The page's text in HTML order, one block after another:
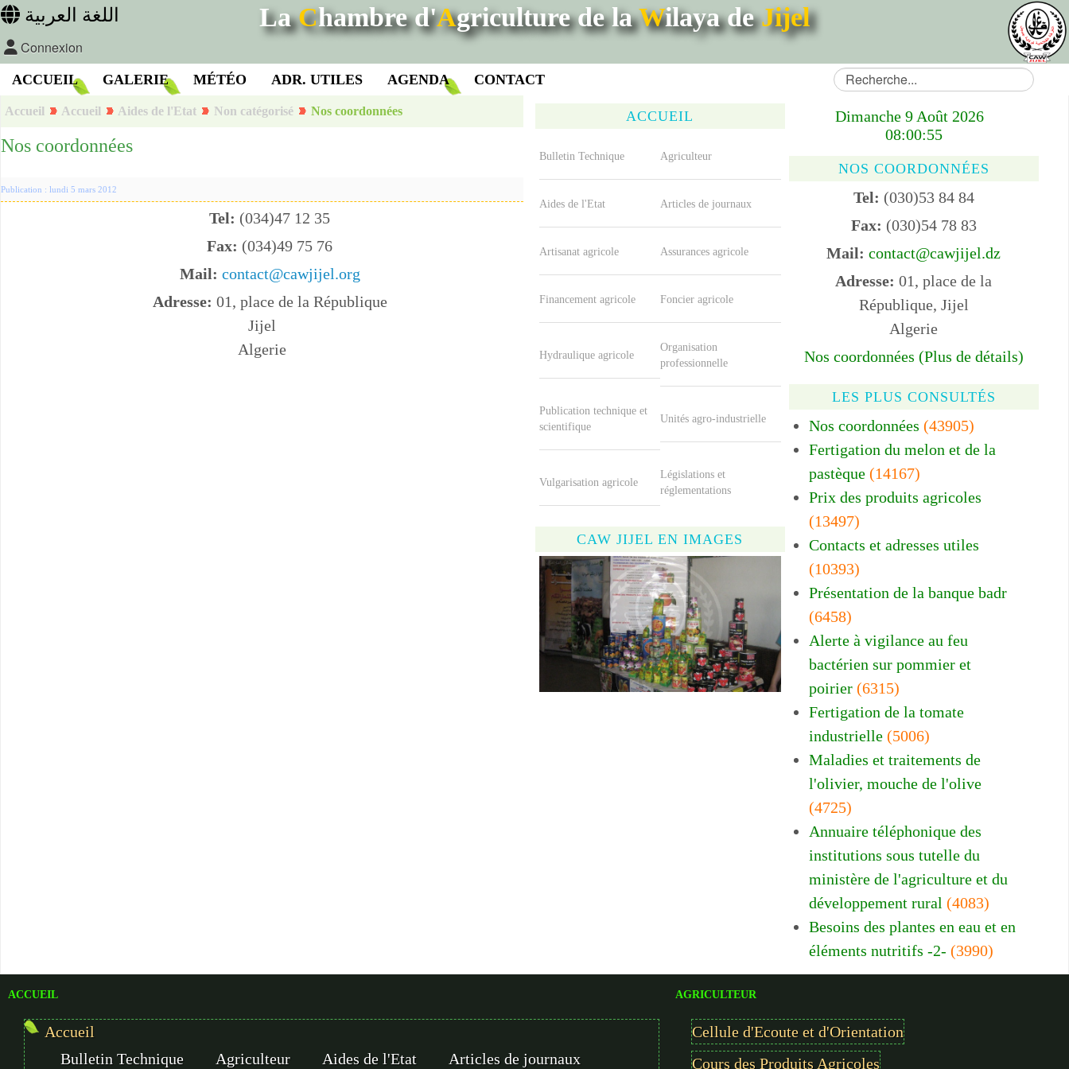
اللغة العربية LaChambre d'Agriculture de laWilaya deJijel
Connexion
ACCUEIL GALERIE MÉTÉO ADR. UTILES AGENDA CONTACT
Accueil Accueil Aides de l'Etat Non catégorisé Nos coordonnées
Nos coordonnées
Publication : lundi 5 mars 2012
Tel: (034)47 12 35
Fax: (034)49 75 76
Mail: contact@cawjijel.org
Adresse: 01, place de la République
Jijel
Algerie
ACCUEIL
Bulletin Technique Agriculteur
Aides de l'Etat Articles de journaux
Artisanat agricole Assurances agricole
Financement agricole Foncier agricole
Hydraulique agricole
Organisation
professionnelle
Publication technique et
scientifique
Unités agro-industrielle
Vulgarisation agricole
Législations et
réglementations
CAW JIJEL EN IMAGES
Dimanche 9 Août 2026
08:00:55
NOS COORDONNÉES
Tel: (030)53 84 84
Fax: (030)54 78 83
Mail: contact@cawjijel.dz
Adresse:01, place de la
République, Jijel
Algerie
Nos coordonnées (Plus de détails)
LES PLUS CONSULTÉS
Nos coordonnées (43905)
Fertigation du melon et de la
pastèque(14167)
Prix des produits agricoles
(13497)
Contacts et adresses utiles
(10393)
Présentation de la banque badr
(6458)
Alerte à vigilance au feu
bactérien sur pommier et
poirier(6315)
Fertigation de la tomate
industrielle(5006)
Maladies et traitements de
l'olivier, mouche de l'olive
(4725)
Annuaire téléphonique des
institutions sous tutelle du
ministère de l'agriculture et du
développement rural (4083)
Besoins des plantes en eau et en
éléments nutritifs -2- (3990)
ACCUEIL
Accueil
Bulletin Technique
Agriculteur Aides de l'Etat Articles de journaux
AGRICULTEUR
Cellule d'Ecoute et d'Orientation
Cours des Produits Agricoles